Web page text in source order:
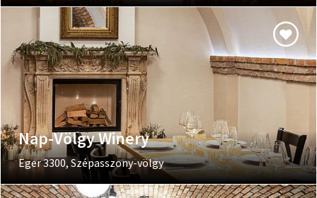
Nap-Völgy Winery
Eger 3300, Szépasszony-völgy